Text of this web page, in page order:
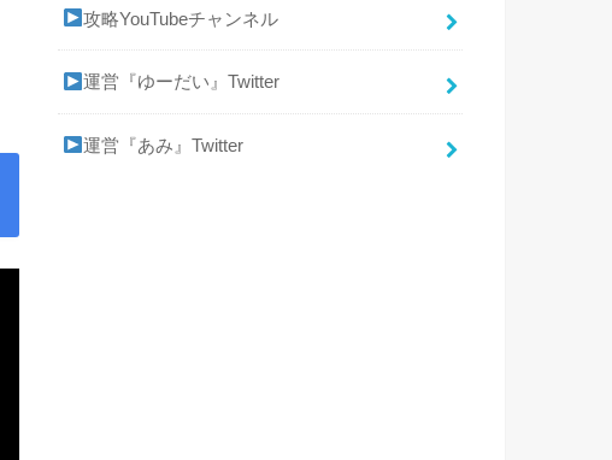
攻略YouTubeチャンネル
運営『ゆーだい』Twitter
運営『あみ』Twitter